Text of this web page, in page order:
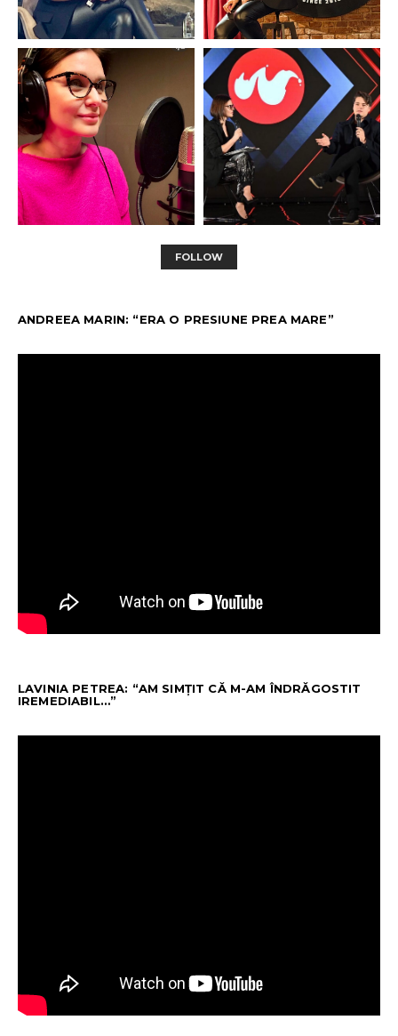
FOLLOW
ANDREEA MARIN: “ERA O PRESIUNE PREA MARE”
LAVINIA PETREA: “AM SIMȚIT CĂ M-AM ÎNDRĂGOSTIT
IREMEDIABIL…”